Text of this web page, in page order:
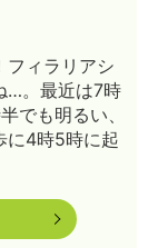
フィラリアシ
…。最近は7時
でも明るい、
に4時5時に起